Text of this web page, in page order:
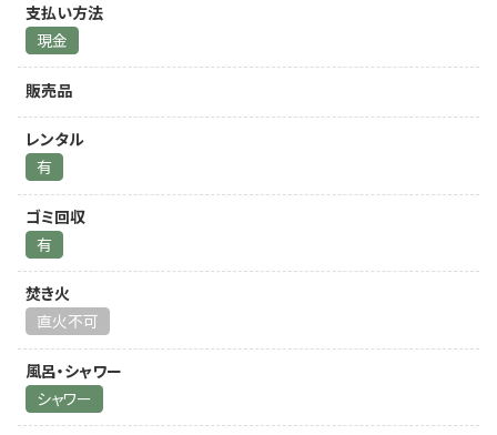
支払い方法
現金
販売品
レンタル
有
ゴミ回収
有
焚き火
直火不可
風呂・シャワー
シャワー